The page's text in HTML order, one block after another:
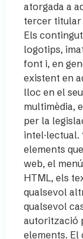
atorgada a
tercer titular
Els
logotips,
font i, en
existent en
lloc en el
multimèdia,
per la
intel·lectual.
elements
web, el
HTML, els
qualsevol
qualsevol
autorització
elements. El